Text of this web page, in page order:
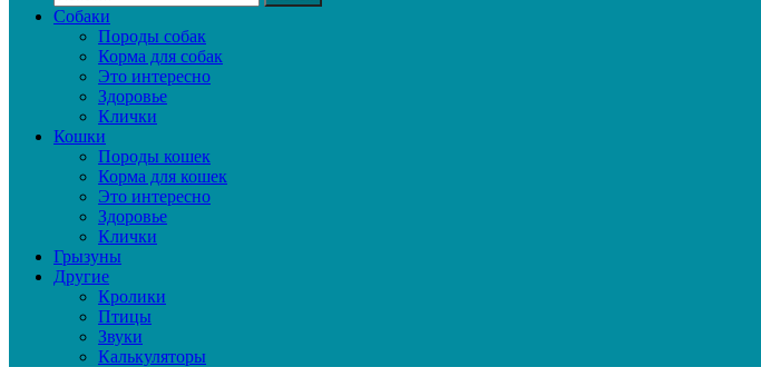
Собаки
Породы собак
Корма для собак
Это интересно
Здоровье
Клички
Кошки
Породы кошек
Корма для кошек
Это интересно
Здоровье
Клички
Грызуны
Другие
Кролики
Птицы
Звуки
Калькуляторы